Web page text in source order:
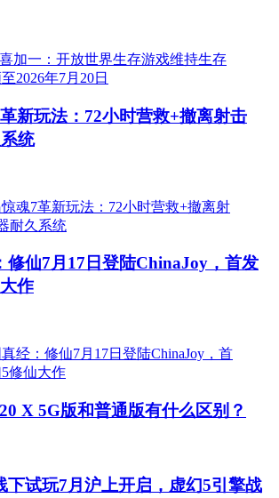
新玩法：72小时营救+撤离射击
统
修仙7月17日登陆ChinaJoy，首发
作
X 5G版和普通版有什么区别？
下试玩7月沪上开启，虚幻5引擎战